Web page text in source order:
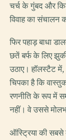
चर्च के गुंबद और
विवाह का संचालन
फिर पहाड़ बाधा
छतें बर्फ के लिए
उठाए। हॉलस्टैट
चिपका है कि
रणनीति के रूप में
नहीं। वे उससे
ऑस्ट्रिया की सबसे